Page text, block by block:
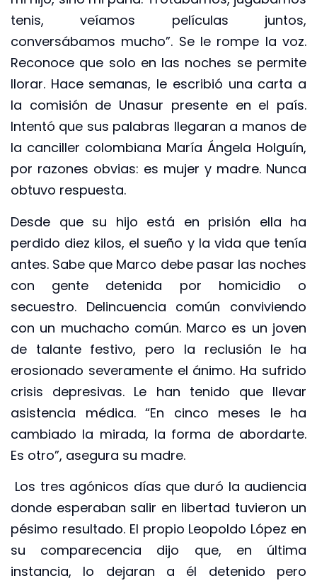
tenis, veíamos películas juntos,
conversábamos mucho”. Se le rompe la voz.
Reconoce que solo en las noches se permite
llorar. Hace semanas, le escribió una carta a
la comisión de Unasur presente en el país.
Intentó que sus palabras llegaran a manos de
la canciller colombiana María Ángela Holguín,
por razones obvias: es mujer y madre. Nunca
obtuvo respuesta.
Desde que su hijo está en prisión ella ha
perdido diez kilos, el sueño y la vida que tenía
antes. Sabe que Marco debe pasar las noches
con gente detenida por homicidio o
secuestro. Delincuencia común conviviendo
con un muchacho común. Marco es un joven
de talante festivo, pero la reclusión le ha
erosionado severamente el ánimo. Ha sufrido
crisis depresivas. Le han tenido que llevar
asistencia médica. “En cinco meses le ha
cambiado la mirada, la forma de abordarte.
Es otro”, asegura su madre.
Los tres agónicos días que duró la audiencia
donde esperaban salir en libertad tuvieron un
pésimo resultado. El propio Leopoldo López en
su comparecencia dijo que, en última
instancia, lo dejaran a él detenido pero